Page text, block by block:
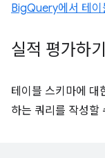
BigQuery에서 테이
실적 평가하기
테이블 스키마에 대
하는 쿼리를 작성할